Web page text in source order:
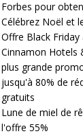
Forbes pour
Célébrez Noël et
Offre Black
Cinnamon Hotels
plus grande
jusqu'à 80% de
gratuits
Lune de miel de
l'offre 55%